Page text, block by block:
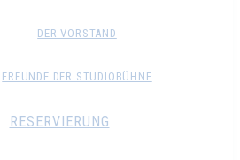
DER VORSTAND
FREUNDE DER STUDIOBÜHNE
RESERVIERUNG